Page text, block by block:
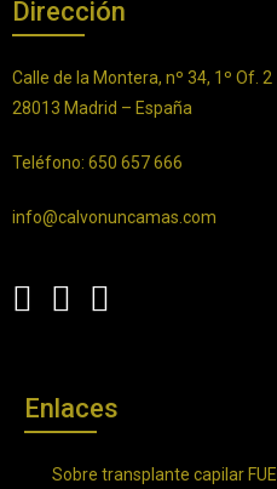
Dirección
Calle de la Montera, nº 34, 1º Of. 2
28013 Madrid – España
Teléfono: 650 657 666
info@calvonuncamas.com
Enlaces
Sobre transplante capilar FUE